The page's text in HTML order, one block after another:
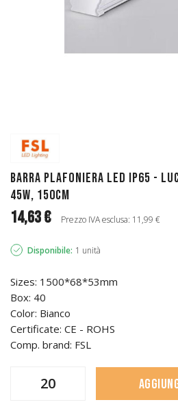
Barra Plafoniera LED IP65 -
45w, 150cm
14,63 € Prezzo IVA esclusa: 11,99 €
Disponibile: 1 unità
Sizes: 1500*68*53mm
Box: 40
Color: Bianco
Certificate: CE - ROHS
Comp. brand: FSL